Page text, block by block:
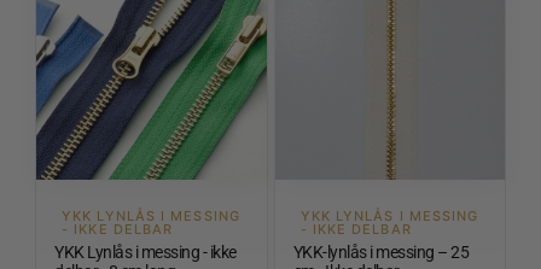
YKK LYNLÅS I MESSING
- IKKE DELBAR
YKK Lynlås i messing - ikke
YKK LYNLÅS I MESSING
- IKKE DELBAR
YKK-lynlås i messing – 25